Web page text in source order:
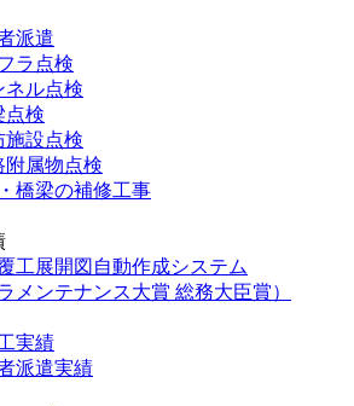
派遣
ラ点検
ネル点検
点検
施設点検
附属物点検
橋梁の補修工事
工展開図自動作成システム
メンテナンス大賞 総務大臣賞）
実績
派遣実績